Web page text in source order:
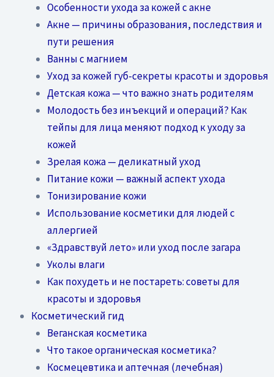
Особенности ухода за кожей с акне
Акне — причины образования, последствия и
пути решения
Ванны с магнием
Уход за кожей губ-секреты красоты и здоровья
Детская кожа — что важно знать родителям
Молодость без инъекций и операций? Как
тейпы для лица меняют подход к уходу за
кожей
Зрелая кожа — деликатный уход
Питание кожи — важный аспект ухода
Тонизирование кожи
Использование косметики для людей с
аллергией
«Здравствуй лето» или уход после загара
Уколы влаги
Как похудеть и не постареть: советы для
красоты и здоровья
Косметический гид
Веганская косметика
Что такое органическая косметика?
Космецевтика и аптечная (лечебная)